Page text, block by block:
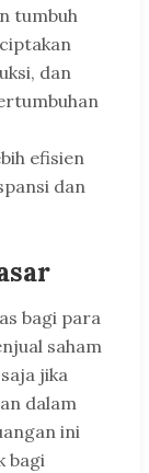
tumbuh
dan
efisien
dan
bagi para
saham
jika
dalam
ini
bagi